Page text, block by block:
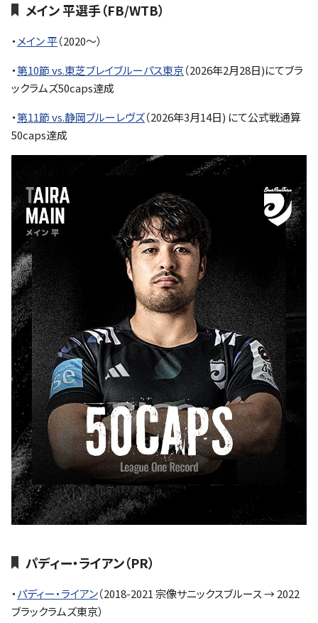
メイン 平選手（FB/WTB）
・ メイン 平（2020～）
・第10節 vs.東芝ブレイブルーパス東京（2026年2月28日)にてブラ
ックラムズ50caps達成
・第11節 vs.静岡ブルーレヴズ（2026年3月14日) にて公式戦通算
50caps達成
パディー・ライアン（PR）
・パディー・ライアン（2018-2021 宗像サニックスブルース → 2022
ブラックラムズ東京）